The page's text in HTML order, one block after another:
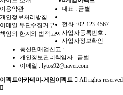
이용약관
개인정보처리방침
이메일 무단수집거부
책임의 한계와 법적고지
대표 : 금별
전화 : 02-123-4567
사업자등록번호 :
사업자정보확인
통신판매업신고 :
개인정보관리책임자 : 금별
이메일 : lytos92@naver.com
이펙트아카데미-게임이펙트 All rights reserved.